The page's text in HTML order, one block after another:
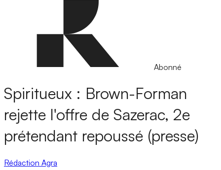
Abonné
Spiritueux : Brown-Forman
rejette l'offre de Sazerac, 2e
prétendant repoussé (presse)
Rédaction Agra